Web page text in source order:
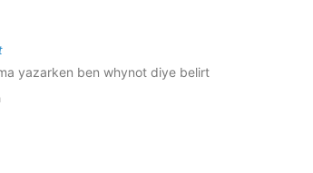
yazarken ben whynot diye belirt